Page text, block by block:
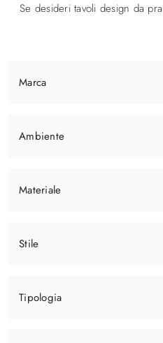
Marca
Ambiente
Materiale
Stile
Tipologia